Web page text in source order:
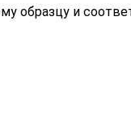
образцу и